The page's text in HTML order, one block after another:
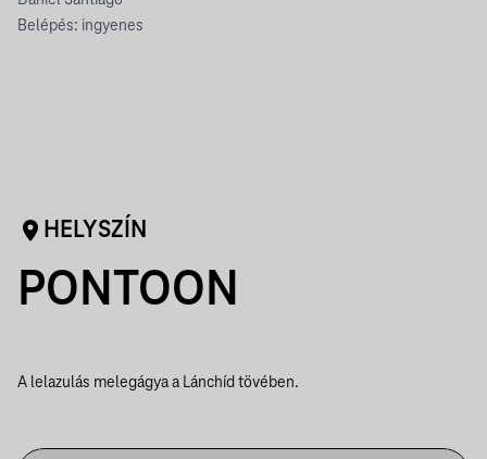
Belépés: ingyenes
HELYSZÍN
PONTOON
A lelazulás melegágya a Lánchíd tövében.